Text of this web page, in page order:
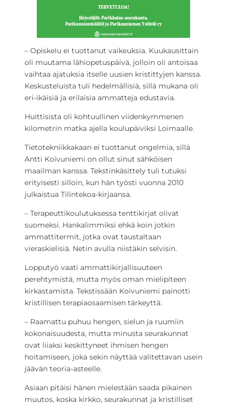
– Opiskelu ei tuottanut vaikeuksia. Kuukausittain
oli muutama lähiopetuspäivä, jolloin oli antoisaa
vaihtaa ajatuksia itselle uusien kristittyjen kanssa.
Keskusteluista tuli hedelmällisiä, sillä mukana oli
eri-ikäisiä ja erilaisia ammatteja edustavia.
Huittisista oli kohtuullinen viidenkymmenen
kilometrin matka ajella koulupäiviksi Loimaalle.
Tietotekniikkakaan ei tuottanut ongelmia, sillä
Antti Koivuniemi on ollut sinut sähköisen
maailman kanssa. Tekstinkäsittely tuli tutuksi
erityisesti silloin, kun hän työsti vuonna 2010
julkaistua Tilintekoa-kirjaansa.
– Terapeuttikoulutuksessa tenttikirjat olivat
suomeksi. Hankalimmiksi ehkä koin jotkin
ammattitermit, jotka ovat taustaltaan
vieraskielisiä. Netin avulla niistäkin selvisin.
Lopputyö vaati ammattikirjallisuuteen
perehtymistä, mutta myös oman mielipiteen
kirkastamista. Tekstissään Koivuniemi painotti
kristillisen terapiaosaamisen tärkeyttä.
– Raamattu puhuu hengen, sielun ja ruumiin
kokonaisuudesta, mutta minusta seurakunnat
ovat liiaksi keskittyneet ihmisen hengen
hoitamiseen, joka sekin näyttää valitettavan usein
jäävän teoria-asteelle.
Asiaan pitäisi hänen mielestään saada pikainen
muutos, koska kirkko, seurakunnat ja kristilliset